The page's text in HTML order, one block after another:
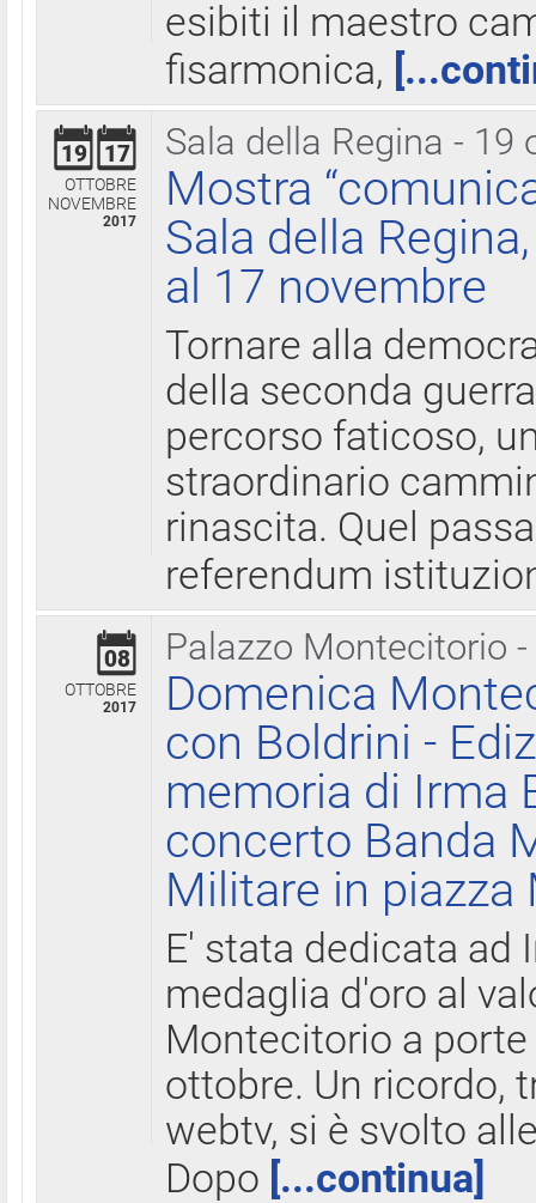
esibiti il maestro
fisarmonica,
Sala della Regina - 19
19 17
OTTOBRE
NOVEMBRE
2017
Mostra
Sala della
al 17 novembre
Tornare alla
della seconda
percorso faticoso,
straordinario
rinascita. Quel
referendum
Palazzo Montecitorio
08
OTTOBRE
2017
Domenica
con Boldrini -
memoria di Irma
concerto Banda
Militare in
E' stata dedicata ad
medaglia d'oro al
Montecitorio a
ottobre. Un ricordo,
webtv, si è svolto
Dopo [...continua]